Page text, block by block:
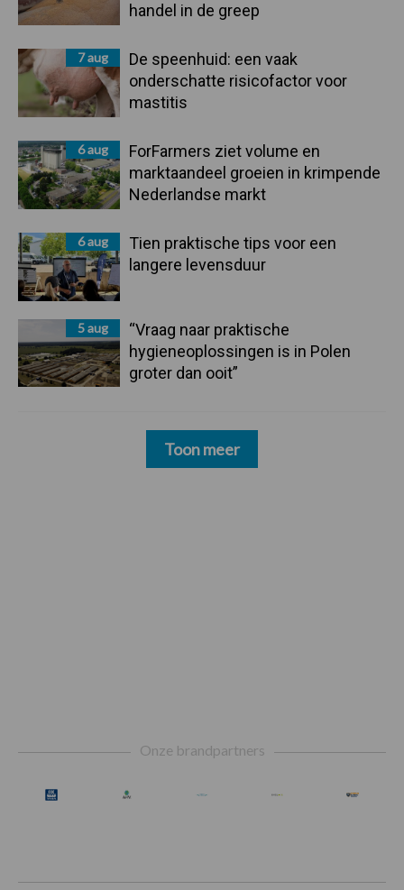
handel in de greep
7 aug
De speenhuid: een vaak
onderschatte risicofactor voor
mastitis
6 aug
ForFarmers ziet volume en
marktaandeel groeien in krimpende
Nederlandse markt
6 aug
Tien praktische tips voor een
langere levensduur
5 aug
“Vraag naar praktische
hygieneoplossingen is in Polen
groter dan ooit”
Toon meer
Onze brandpartners